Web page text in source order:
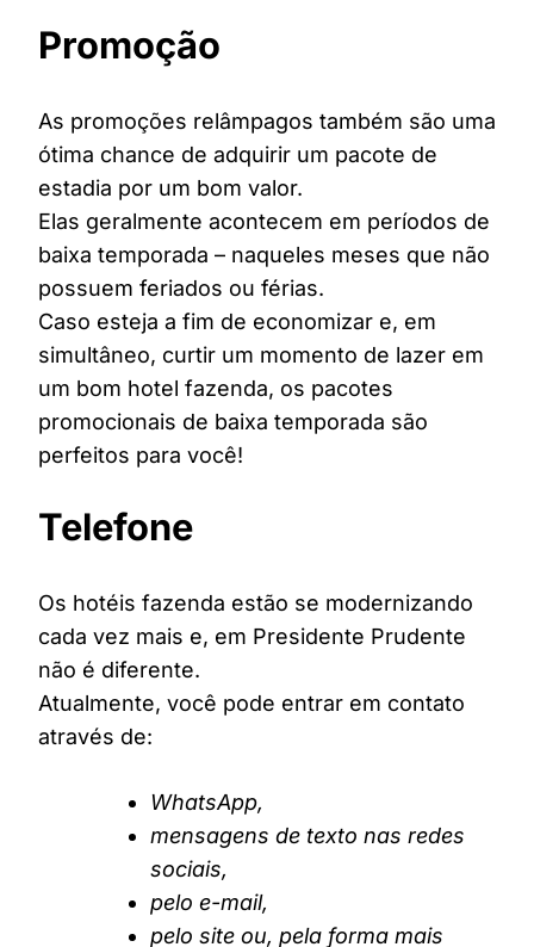
Promoção
As promoções relâmpagos também são uma
ótima chance de adquirir um pacote de
estadia por um bom valor.
Elas geralmente acontecem em períodos de
baixa temporada – naqueles meses que não
possuem feriados ou férias.
Caso esteja a fim de economizar e, em
simultâneo, curtir um momento de lazer em
um bom hotel fazenda, os pacotes
promocionais de baixa temporada são
perfeitos para você!
Telefone
Os hotéis fazenda estão se modernizando
cada vez mais e, em Presidente Prudente
não é diferente.
Atualmente, você pode entrar em contato
através de:
WhatsApp,
mensagens de texto nas redes
sociais,
pelo e-mail,
pelo site ou, pela forma mais